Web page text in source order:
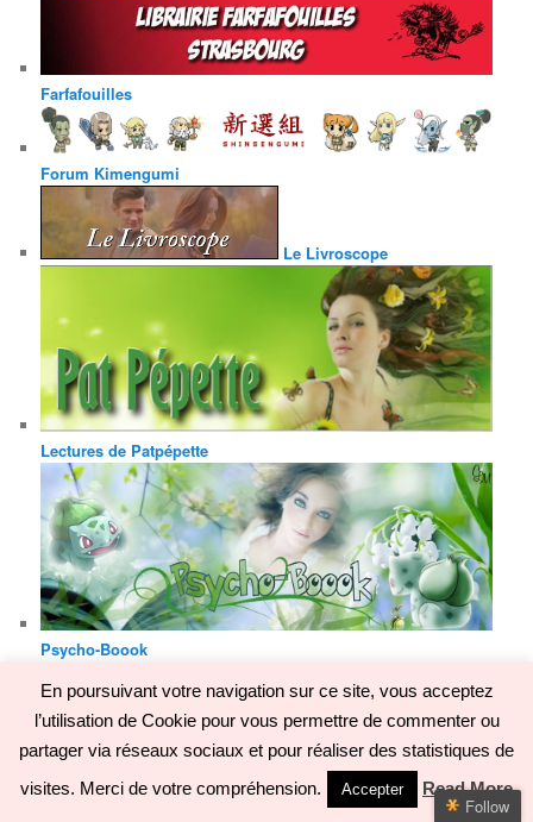
Farfafouilles
Forum Kimengumi
Le Livroscope
Lectures de Patpépette
Psycho-Boook
Rossignol Livresque
En poursuivant votre navigation sur ce site, vous acceptez
l’utilisation de Cookie pour vous permettre de commenter ou
partager via réseaux sociaux et pour réaliser des statistiques de
visites. Merci de votre compréhension.
Accepter Read More
Follow